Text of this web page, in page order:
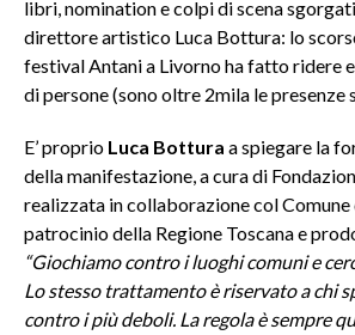
libri, nomination e colpi di scena
direttore artistico Luca Bottura: lo
festival Antani a Livorno ha fatto ridere
di persone (sono oltre 2mila le presenze
E’ proprio Luca Bottura a spiegare la
della manifestazione, a cura di
realizzata in collaborazione col Comune
patrocinio della Regione Toscana e
“Giochiamo contro i luoghi comuni e
Lo stesso trattamento è riservato a chi
contro i più deboli. La regola è sempre